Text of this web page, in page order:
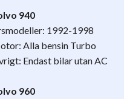
940
1992-1998
Alla bensin Turbo
Endast bilar utan AC
960